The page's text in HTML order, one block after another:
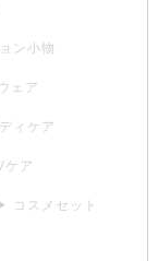
ン小物
ェア
ィケア
ア
コスメセット